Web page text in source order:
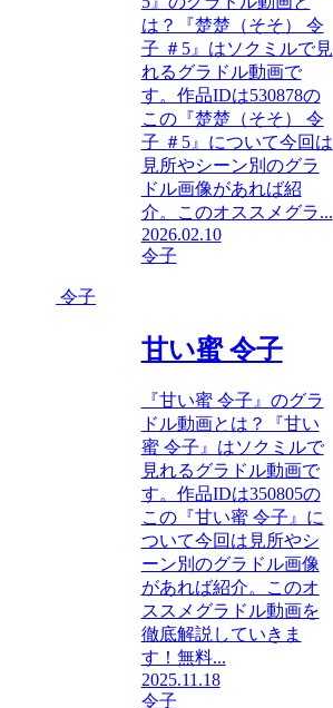
は？『楚楚（そそ） 令
子 ＃5』はソクミルで見
れるグラドル動画で
す。作品IDは530878の
この『楚楚（そそ） 令
子 ＃5』について今回は
見所やシーン別のグラ
ドル画像があれば紹
介。このオススメグラ...
2026.02.10
令子
令子
甘い蜜 令子
『甘い蜜 令子』のグラ
ドル動画とは？『甘い
蜜 令子』はソクミルで
見れるグラドル動画で
す。作品IDは350805の
この『甘い蜜 令子』に
ついて今回は見所やシ
ーン別のグラドル画像
があれば紹介。このオ
ススメグラドル動画を
徹底解説していきま
す！無料...
2025.11.18
令子